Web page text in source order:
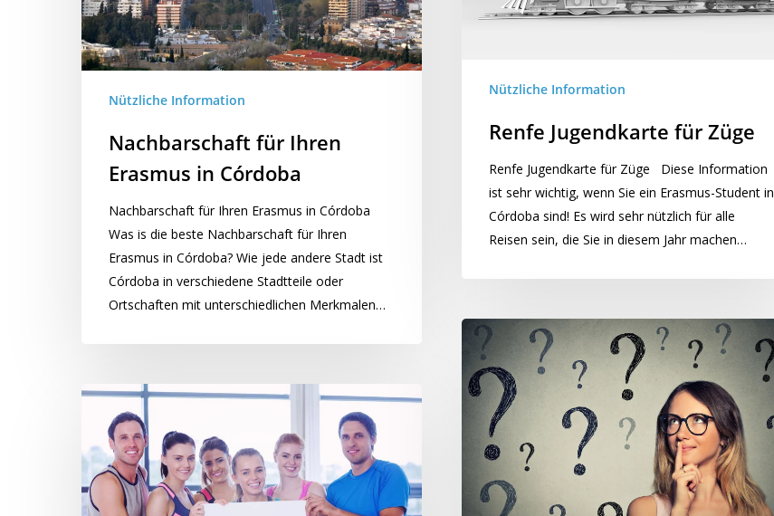
Nützliche Information
Renfe Jugendkarte für Züge
Renfe Jugendkarte für Züge Diese Information
ist sehr wichtig, wenn Sie ein Erasmus-Student in
Córdoba sind! Es wird sehr nützlich für alle
Reisen sein, die Sie in diesem Jahr machen…
Nützliche Information
Nachbarschaft für Ihren
Erasmus in Córdoba
Nachbarschaft für Ihren Erasmus in Córdoba
Was is die beste Nachbarschaft für Ihren
Erasmus in Córdoba? Wie jede andere Stadt ist
Córdoba in verschiedene Stadtteile oder
Ortschaften mit unterschiedlichen Merkmalen…